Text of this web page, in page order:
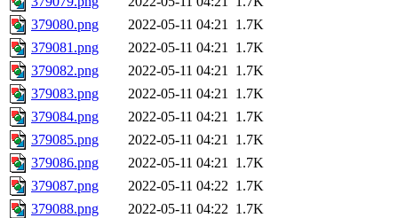
379080.png
2022-05-11 04:21 1.7K
379081.png
2022-05-11 04:21 1.7K
379082.png
2022-05-11 04:21 1.7K
379083.png
2022-05-11 04:21 1.7K
379084.png
2022-05-11 04:21 1.7K
379085.png
2022-05-11 04:21 1.7K
379086.png
2022-05-11 04:21 1.7K
379087.png
2022-05-11 04:22 1.7K
379088.png
2022-05-11 04:22 1.7K